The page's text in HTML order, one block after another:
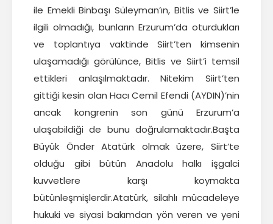
ile Emekli Binbaşı Süleyman’ın, Bitlis ve Siirt’le
ilgili olmadığı, bunların Erzurum’da oturdukları
ve toplantıya vaktinde Siirt’ten kimsenin
ulaşamadığı görülünce, Bitlis ve Siirt’i temsil
ettikleri anlaşılmaktadır. Nitekim Siirt’ten
gittiği kesin olan Hacı Cemil Efendi (AYDIN)’nin
ancak kongrenin son günü Erzurum’a
ulaşabildiği de bunu doğrulamaktadır.Başta
Büyük Önder Atatürk olmak üzere, Siirt’te
olduğu gibi bütün Anadolu halkı işgalci
kuvvetlere karşı koymakta
bütünleşmişlerdir.Atatürk, silahlı mücadeleye
hukuki ve siyasi bakımdan yön veren ve yeni